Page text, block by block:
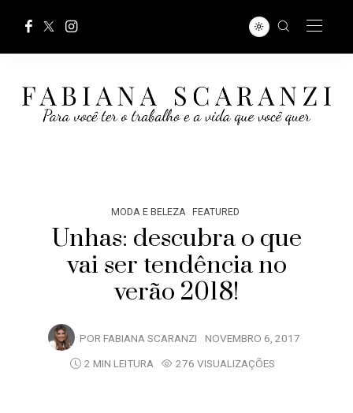
MODA E BELEZA FEATURED
Unhas: descubra o que
vai ser tendência no
verão 2018!
POR FABIANA SCARANZI NOVEMBRO 6, 2017
2 MIN LEITURA
276 VISUALIZAÇÕES